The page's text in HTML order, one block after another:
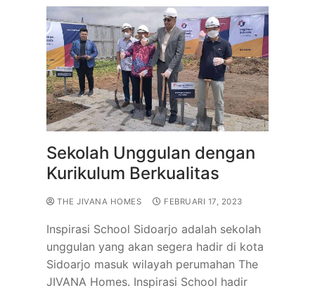
Sekolah Unggulan dengan
Kurikulum Berkualitas
THE JIVANA HOMES FEBRUARI 17, 2023
Inspirasi School Sidoarjo adalah sekolah
unggulan yang akan segera hadir di kota
Sidoarjo masuk wilayah perumahan The
JIVANA Homes. Inspirasi School hadir